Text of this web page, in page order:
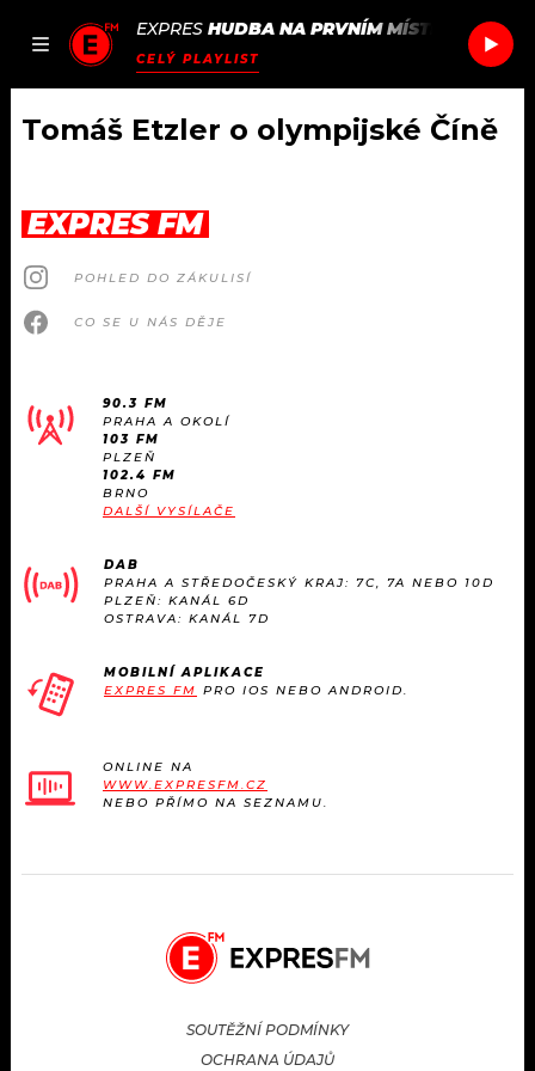
JAK
SEZNAM.CZ
EXPRES HUDBA NA PRVNÍM MÍSTĚ PARRA
CELÝ PLAYLIST
DOMŮ
ČLÁNKY
AKTUÁLNĚ
ROZHOVORY
#NEBUDUDOMA
KVÍZY
TRENDY
KULTURA
PODCASTY
RÁDIO
APLIKACE
PROGRAM
PLAYLIST
JAK NALADIT
SOUTĚŽE
Tomáš Etzler o olympijské Číně
EXPRES FM
POHLED DO ZÁKULISÍ
CO SE U NÁS DĚJE
90.3 FM
PRAHA A OKOLÍ
103 FM
PLZEŇ
102.4 FM
BRNO
DALŠÍ VYSÍLAČE
DAB
PRAHA A STŘEDOČESKÝ KRAJ: 7C, 7A NEBO 10D
PLZEŇ: KANÁL 6D
OSTRAVA: KANÁL 7D
MOBILNÍ APLIKACE
EXPRES FM PRO IOS NEBO ANDROID.
ONLINE NA
WWW.EXPRESFM.CZ
NEBO PŘÍMO NA SEZNAMU.
SOUTĚŽNÍ PODMÍNKY
OCHRANA ÚDAJŮ